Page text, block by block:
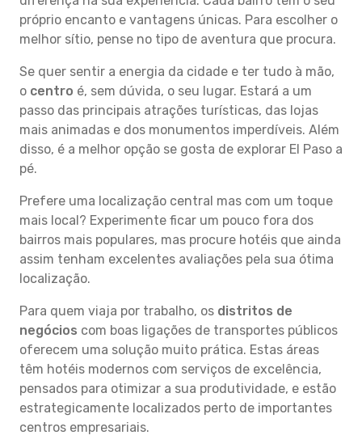
próprio encanto e vantagens únicas. Para escolher o
melhor sítio, pense no tipo de aventura que procura.
Se quer sentir a energia da cidade e ter tudo à mão,
o centro é, sem dúvida, o seu lugar. Estará a um
passo das principais atrações turísticas, das lojas
mais animadas e dos monumentos imperdíveis. Além
disso, é a melhor opção se gosta de explorar El Paso a
pé.
Prefere uma localização central mas com um toque
mais local? Experimente ficar um pouco fora dos
bairros mais populares, mas procure hotéis que ainda
assim tenham excelentes avaliações pela sua ótima
localização.
Para quem viaja por trabalho, os distritos de
negócios com boas ligações de transportes públicos
oferecem uma solução muito prática. Estas áreas
têm hotéis modernos com serviços de excelência,
pensados para otimizar a sua produtividade, e estão
estrategicamente localizados perto de importantes
centros empresariais.